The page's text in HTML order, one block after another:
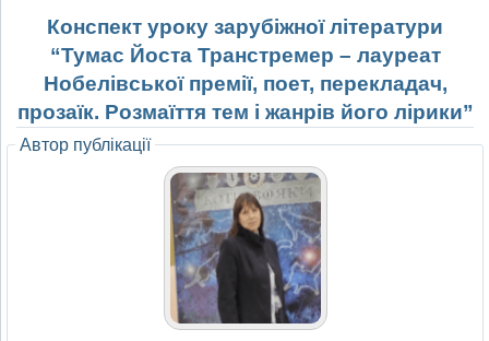
Конспект уроку зарубіжної літератури
“Тумас Йоста Транстремер – лауреат
Нобелівської премії, поет, перекладач,
прозаїк. Розмаїття тем і жанрів його лірики”
Автор публікації